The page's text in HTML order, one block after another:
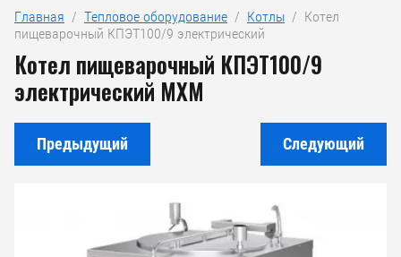
Главная
  /
Тепловое оборудование
  /
Котлы
  /  Котел
пищеварочный КПЭТ100/9 электрический
Котел пищеварочный КПЭТ100/9
электрический МХМ
Предыдущий Следующий